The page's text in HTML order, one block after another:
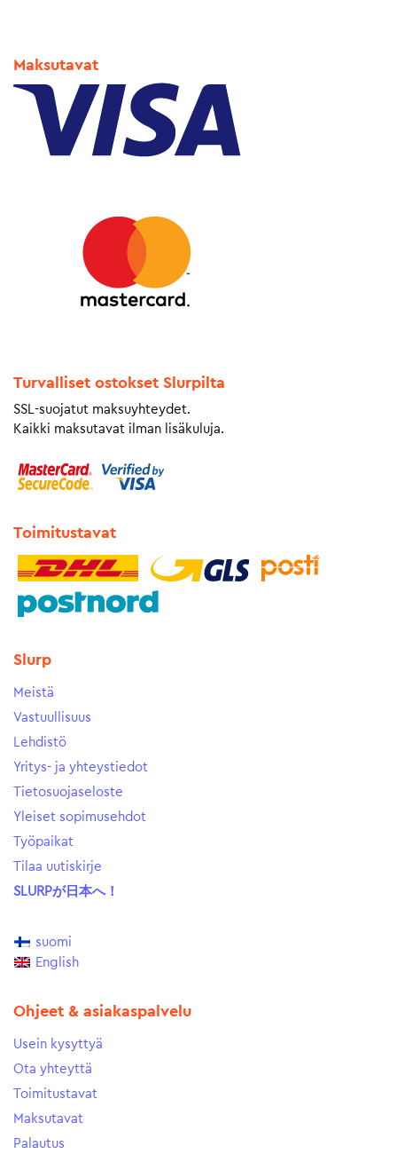
Maksutavat
Turvalliset ostokset Slurpilta
SSL-suojatut maksuyhteydet.
Kaikki maksutavat ilman lisäkuluja.
Toimitustavat
Slurp
Meistä
Vastuullisuus
Lehdistö
Yritys- ja yhteystiedot
Tietosuojaseloste
Yleiset sopimusehdot
Työpaikat
Tilaa uutiskirje
SLURPが日本へ！
suomi
English
Ohjeet & asiakaspalvelu
Usein kysyttyä
Ota yhteyttä
Toimitustavat
Maksutavat
Palautus